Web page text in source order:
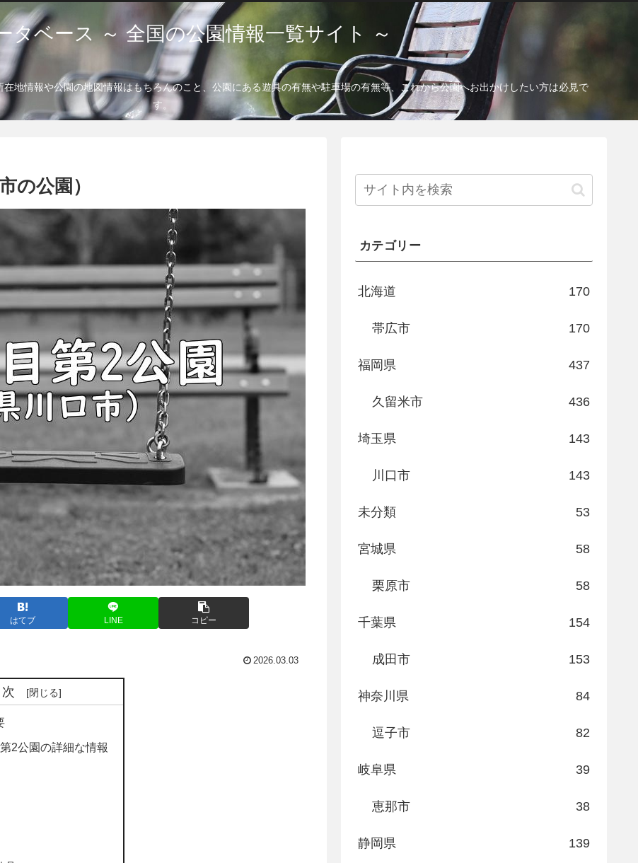
タベース ～ 全国の公園情報一覧サイト ～
地情報や公園の地図情報はもちろんのこと、公園にある遊具の有無や駐車場の有無等、これから公園へお出かけしたい方は必見で
す。
の公園）
はてブ LINE コピー
2026.03.03
2公園の詳細な情報
カテゴリー
北海道 170
帯広市 170
福岡県 437
久留米市 436
埼玉県 143
川口市 143
未分類 53
宮城県 58
栗原市 58
千葉県 154
成田市 153
神奈川県 84
逗子市 82
岐阜県 39
恵那市 38
静岡県 139